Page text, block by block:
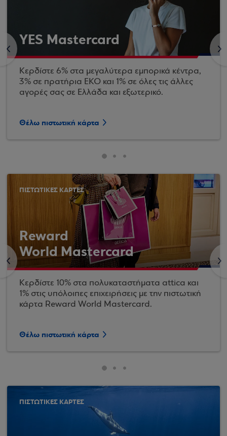
< YES Mastercard
Κερδίστε 6% στα μεγαλύτερα εμπορικά κέντρα,
3% σε πρατήρια ΕΚΟ και 1% σε όλες τις άλλες
αγορές σας σε Ελλάδα και εξωτερικό.
Θέλω πιστωτική κάρτα
>
<
ΠΙΣΤΩΤΙΚΕΣ ΚΑΡΤΕΣ
Reward
World Mastercard
Κερδίστε 10% στα πολυκαταστήματα attica και
1% στις υπόλοιπες επιχειρήσεις με την πιστωτική
κάρτα Reward World Mastercard.
Θέλω πιστωτική κάρτα
>
ΠΙΣΤΩΤΙΚΕΣ ΚΑΡΤΕΣ